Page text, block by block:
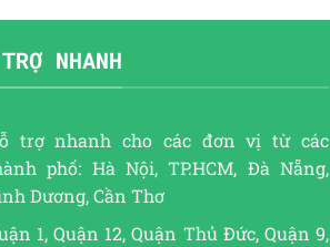
NHANH
trợ nhanh cho các đơn vị từ các
phố: Hà Nội, TP.HCM, Đà Nẵng,
Dương, Cần Thơ
1, Quận 12, Quận Thủ Đức, Quận 9,